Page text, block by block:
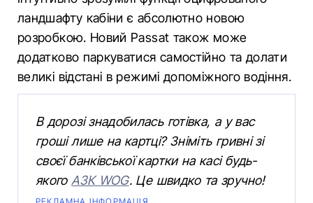
ландшафту кабіни є абсолютно новою
розробкою. Новий Passat також може
додатково паркуватися самостійно та долати
великі відстані в режимі допоміжного водіння.
В дорозі знадобилась готівка, а у вас
гроші лише на картці? Зніміть гривні зі
своєї банківської картки на касі будь-
якого АЗК WOG. Це швидко та зручно!